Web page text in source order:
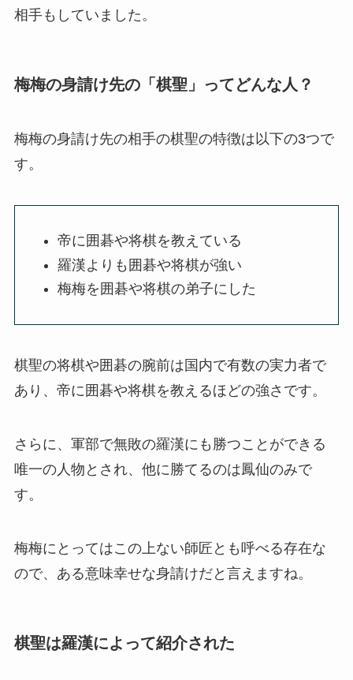
相手もしていました。
梅梅の身請け先の「棋聖」ってどんな人？
梅梅の身請け先の相手の棋聖の特徴は以下の3つで
す。
帝に囲碁や将棋を教えている
羅漢よりも囲碁や将棋が強い
梅梅を囲碁や将棋の弟子にした
棋聖の将棋や囲碁の腕前は国内で有数の実力者で
あり、帝に囲碁や将棋を教えるほどの強さです。
さらに、軍部で無敗の羅漢にも勝つことができる
唯一の人物とされ、他に勝てるのは鳳仙のみで
す。
梅梅にとってはこの上ない師匠とも呼べる存在な
ので、ある意味幸せな身請けだと言えますね。
棋聖は羅漢によって紹介された